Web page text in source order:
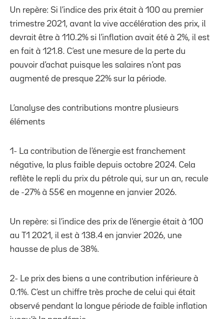
Un repère: Si l’indice des prix était à 100 au premier
trimestre 2021, avant la vive accélération des prix, il
devrait être à 110.2% si l’inflation avait été à 2%, il est
en fait à 121.8. C’est une mesure de la perte du
pouvoir d’achat puisque les salaires n’ont pas
augmenté de presque 22% sur la période.
L’analyse des contributions montre plusieurs
éléments
1- La contribution de l’énergie est franchement
négative, la plus faible depuis octobre 2024. Cela
reflète le repli du prix du pétrole qui, sur un an, recule
de -27% à 55€ en moyenne en janvier 2026.
Un repère: si l’indice des prix de l’énergie était à 100
au T1 2021, il est à 138.4 en janvier 2026, une
hausse de plus de 38%.
2- Le prix des biens a une contribution inférieure à
0.1%. C’est un chiffre très proche de celui qui était
observé pendant la longue période de faible inflation